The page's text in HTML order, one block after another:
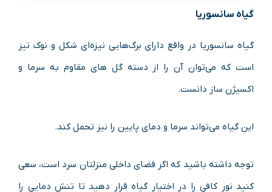
گیاه سانسوریا
گیاه سانسوریا در واقع دارای برگ‌هایی نیزه‌ای شکل و نوک تیز
است که می‌توان آن را از دسته گل های مقاوم به سرما و
اکسیژن ساز دانست.
این گیاه می‌تواند سرما و دمای پایین را نیز تحمل کند.
توجه داشته باشید که اگر فضای داخلی منزلتان سرد است، سعی
کنید نور کافی را در اختیار گیاه قرار دهید تا تنش دمایی را